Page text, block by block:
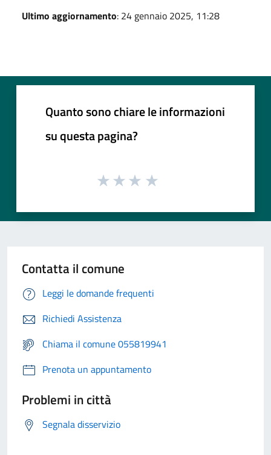
Ultimo aggiornamento: 24 gennaio 2025, 11:28
Quanto sono chiare le informazioni
su questa pagina?
Contatta il comune
Leggi le domande frequenti
Richiedi Assistenza
Chiama il comune 055819941
Prenota un appuntamento
Problemi in città
Segnala disservizio